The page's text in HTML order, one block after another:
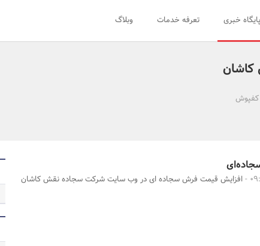
پایگاه خبری تعرفه خدمات وبلاگ
افزایش قیمت فرش سجاده ای در وب سایت شرکت سجاده نقش کاشان